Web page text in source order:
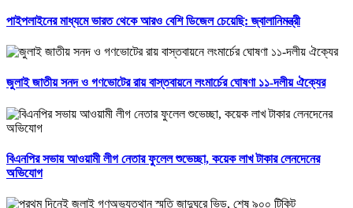
পাইপলাইনের মাধ্যমে ভারত থেকে আরও বেশি ডিজেল চেয়েছি: জ্বালানিমন্ত্রী
জুলাই জাতীয় সনদ ও গণভোটের রায় বাস্তবায়নে লংমার্চের ঘোষণা ১১-দলীয় ঐক্যের
বিএনপির সভায় আওয়ামী লীগ নেতার ফুলেল শুভেচ্ছা, কয়েক লাখ টাকার লেনদেনের
অভিযোগ